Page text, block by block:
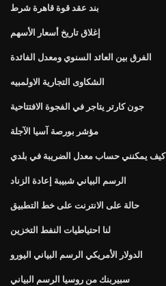
بند عقد قوة قاهرة شرط
إغلاق تاريخ أسعار الأسهم
الفرق بين العائد السنوي ومعدل الفائدة
الشكاوى التجارية الاولمبيه
جون كارتر يتاجر في الفجوة الافتتاحية
مؤشر بورصة آسيا الآجلة
كيف يمكنني حساب معدل الضريبة في بلدي
الرسم البياني شبيبة إعادة الزناد
حالة على الانترنت على خط التطبيق
لنا احتياطيات النفط التخزين
الدولار الأمريكي الرسم البياني اليورو
سبيربنك من روسيا الرسم البياني